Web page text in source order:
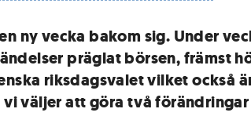
ny vecka bakom sig. Under
präglat börsen, främst
riksdagsvalet vilket också
väljer att göra två